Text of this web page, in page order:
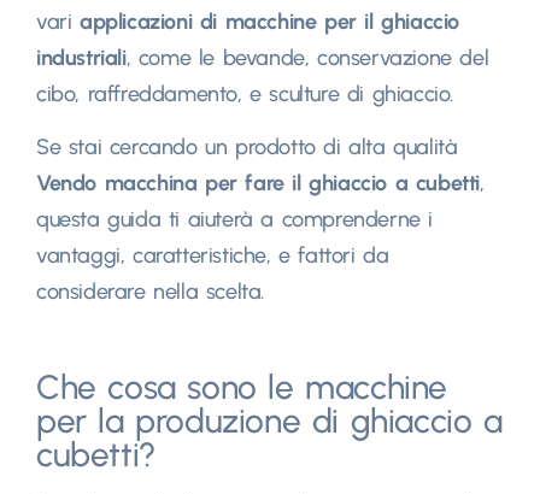
vari applicazioni di macchine per il ghiaccio
industriali, come le bevande, conservazione del
cibo, raffreddamento, e sculture di ghiaccio.
Se stai cercando un prodotto di alta qualità
Vendo macchina per fare il ghiaccio a cubetti,
questa guida ti aiuterà a comprenderne i
vantaggi, caratteristiche, e fattori da
considerare nella scelta.
Che cosa sono le macchine
per la produzione di ghiaccio a
cubetti?